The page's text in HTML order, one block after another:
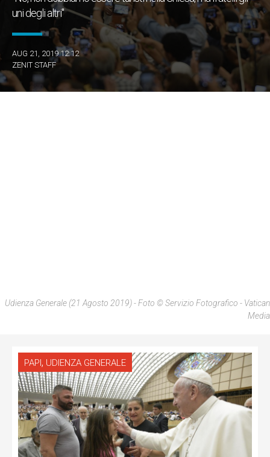
uni degli altri"
AUG 21, 2019 12:12
ZENIT STAFF
Udienza Generale (21 Agosto 2019) - Foto © Servizio Fotografico - Vatican
Media
PAPI, UDIENZA GENERALE